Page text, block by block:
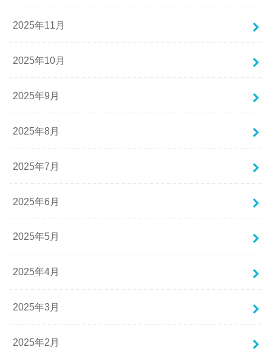
2025年11月
2025年10月
2025年9月
2025年8月
2025年7月
2025年6月
2025年5月
2025年4月
2025年3月
2025年2月